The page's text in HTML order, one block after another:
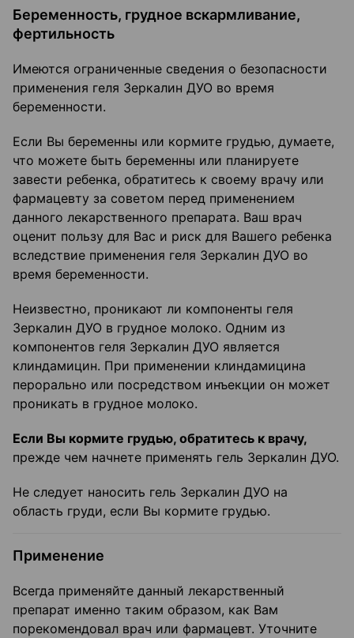
Беременность, грудное вскармливание,
фертильность
Имеются ограниченные сведения о безопасности
применения геля Зеркалин ДУО во время
беременности.
Если Вы беременны или кормите грудью, думаете,
что можете быть беременны или планируете
завести ребенка, обратитесь к своему врачу или
фармацевту за советом перед применением
данного лекарственного препарата. Ваш врач
оценит пользу для Вас и риск для Вашего ребенка
вследствие применения геля Зеркалин ДУО во
время беременности.
Неизвестно, проникают ли компоненты геля
Зеркалин ДУО в грудное молоко. Одним из
компонентов геля Зеркалин ДУО является
клиндамицин. При применении клиндамицина
перорально или посредством инъекции он может
проникать в грудное молоко.
Если Вы кормите грудью, обратитесь к врачу,
прежде чем начнете применять гель Зеркалин ДУО.
Не следует наносить гель Зеркалин ДУО на
область груди, если Вы кормите грудью.
Применение
Всегда применяйте данный лекарственный
препарат именно таким образом, как Вам
порекомендовал врач или фармацевт. Уточните